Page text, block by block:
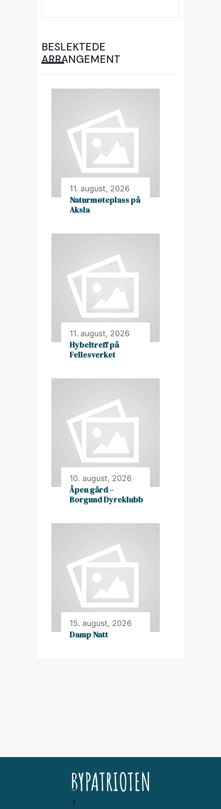
BESLEKTEDE
ARRANGEMENT
11. august, 2026
Naturmøteplass på
Aksla
11. august, 2026
Hybeltreff på
Fellesverket
10. august, 2026
Åpen gård –
Borgund Dyreklubb
15. august, 2026
Damp Natt